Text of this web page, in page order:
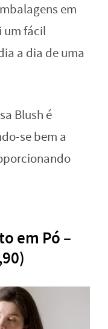
em
um fácil
a dia de uma
Blush é
se bem a
em Pó –